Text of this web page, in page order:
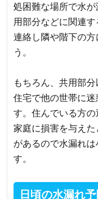
処困難な場所で水
用部分などに関連
連絡し隣や階下の
う。
もちろん、共用部
住宅で他の世帯に
す。住んでいる方
家庭に損害を与え
があるので水漏れ
す。
日頃の水漏れ